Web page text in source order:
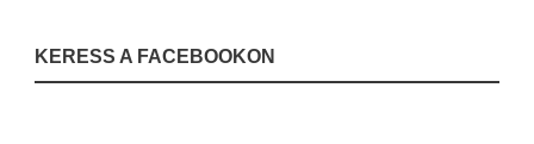
KERESS A FACEBOOKON